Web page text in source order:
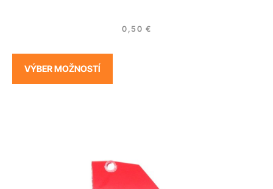
0,50 €
VÝBER MOŽNOSTÍ